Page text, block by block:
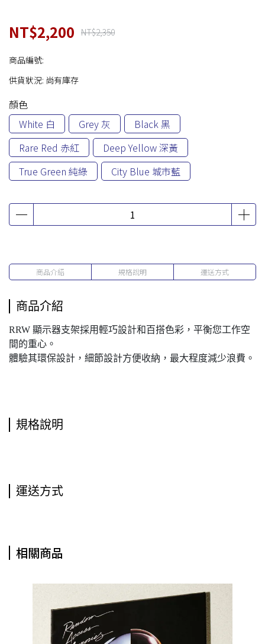
NT$2,200 NT$2,350
商品編號:
供貨狀況: 尚有庫存
顏色
White 白
Grey 灰
Black 黑
Rare Red 赤紅
Deep Yellow 深黃
True Green 純綠
City Blue 城市藍
商品介紹 規格說明 運送方式
商品介紹
RRW 顯示器支架採用輕巧設計和百搭色彩，平衡您工作空
間的重心。
體驗其環保設計，細節設計方便收納，最大程度減少浪費。
規格說明
運送方式
相關商品